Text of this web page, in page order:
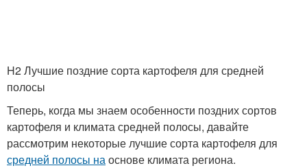
H2 Лучшие поздние сорта картофеля для средней
полосы
Теперь, когда мы знаем особенности поздних сортов
картофеля и климата средней полосы, давайте
рассмотрим некоторые лучшие сорта картофеля для
средней полосы наоснове климата региона.